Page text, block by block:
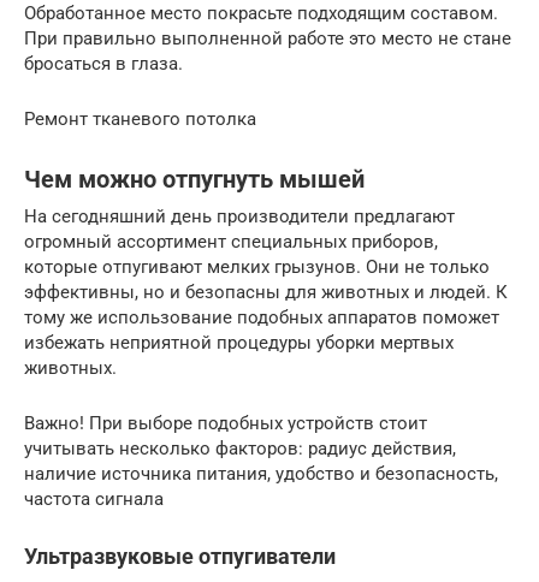
Обработанное место покрасьте подходящим составом.
При правильно выполненной работе это место не стане
бросаться в глаза.
Ремонт тканевого потолка
Чем можно отпугнуть мышей
На сегодняшний день производители предлагают
огромный ассортимент специальных приборов,
которые отпугивают мелких грызунов. Они не только
эффективны, но и безопасны для животных и людей. К
тому же использование подобных аппаратов поможет
избежать неприятной процедуры уборки мертвых
животных.
Важно! При выборе подобных устройств стоит
учитывать несколько факторов: радиус действия,
наличие источника питания, удобство и безопасность,
частота сигнала
Ультразвуковые отпугиватели